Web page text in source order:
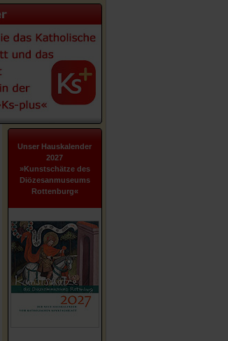
Unser Hauskalender
2027
»Kunstschätze des
Diözesanmuseums
Rottenburg«